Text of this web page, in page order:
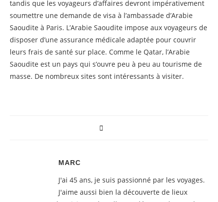
tandis que les voyageurs d’affaires devront impérativement
soumettre une demande de visa à l’ambassade d’Arabie
Saoudite à Paris. L’Arabie Saoudite impose aux voyageurs de
disposer d’une assurance médicale adaptée pour couvrir
leurs frais de santé sur place. Comme le Qatar, l’Arabie
Saoudite est un pays qui s’ouvre peu à peu au tourisme de
masse. De nombreux sites sont intéressants à visiter.
MARC
J'ai 45 ans, je suis passionné par les voyages.
J'aime aussi bien la découverte de lieux